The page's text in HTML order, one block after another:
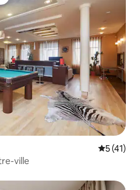
5 (41)
ville